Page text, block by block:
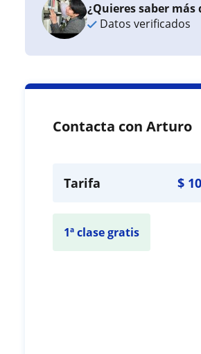
¿Quieres saber más
Datos verificados
Contacta con Arturo
Tarifa $
1ª clase gratis